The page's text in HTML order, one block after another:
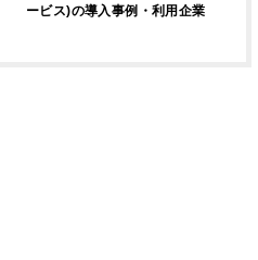
ービス)の導入事例・利用企業